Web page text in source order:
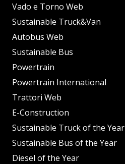
Vado e Torno Web
Sustainable Truck&Van
Autobus Web
Sustainable Bus
Powertrain
Powertrain International
Trattori Web
E-Construction
Sustainable Truck of the Year
Sustainable Bus of the Year
Diesel of the Year